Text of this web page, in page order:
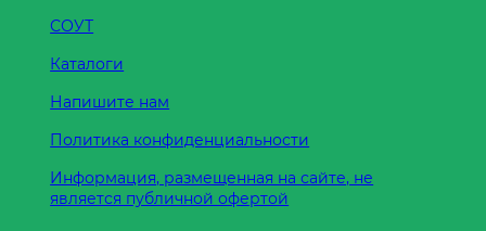
СОУТ
Каталоги
Напишите нам
Политика конфиденциальности
Информация, размещенная на сайте, не
является публичной офертой